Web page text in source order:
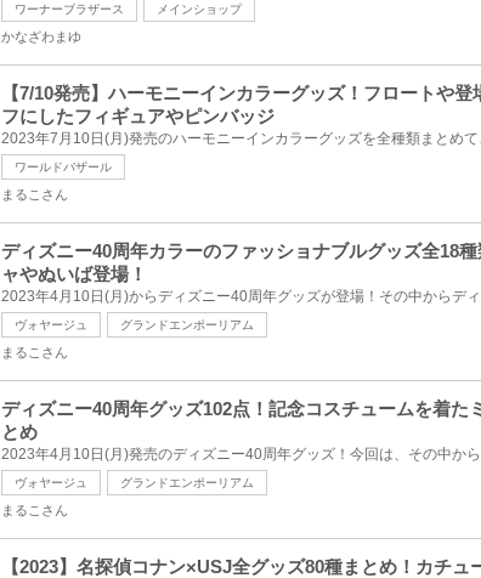
ワーナーブラザース メインショップ
かなざわまゆ
【7/10発売】ハーモニーインカラーグッズ！フロートや
フにしたフィギュアやピンバッジ
ワールドバザール
まるこさん
ディズニー40周年カラーのファッショナブルグッズ全18
ャやぬいば登場！
ヴォヤージュ グランドエンポーリアム
まるこさん
ディズニー40周年グッズ102点！記念コスチュームを着た
とめ
ヴォヤージュ グランドエンポーリアム
まるこさん
【2023】名探偵コナン×USJ全グッズ80種まとめ！カチ